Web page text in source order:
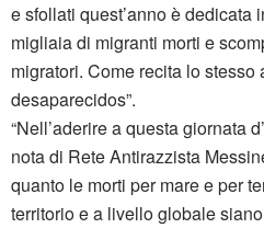
e sfollati quest’anno è dedicata
migliaia di migranti morti e
migratori. Come recita lo stesso
desaparecidos”.
“Nell’aderire a questa giornata
nota di Rete Antirazzista
quanto le morti per mare e per
territorio e a livello globale